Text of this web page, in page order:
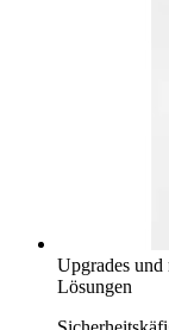
Upgrades und
Lösungen